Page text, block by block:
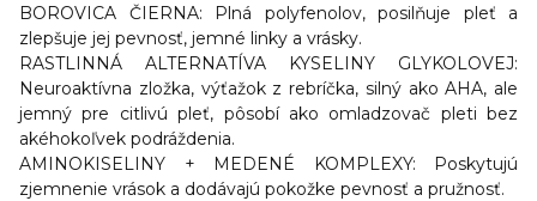
BOROVICA ČIERNA: Plná polyfenolov, posilňuje pleť a
zlepšuje jej pevnosť, jemné linky a vrásky.
RASTLINNÁ ALTERNATÍVA KYSELINY GLYKOLOVEJ:
Neuroaktívna zložka, výťažok z rebríčka, silný ako AHA, ale
jemný pre citlivú pleť, pôsobí ako omladzovač pleti bez
akéhokoľvek podráždenia.
AMINOKISELINY + MEDENÉ KOMPLEXY: Poskytujú
zjemnenie vrások a dodávajú pokožke pevnosť a pružnosť.